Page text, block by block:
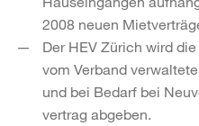
2008 neuen
Der HEV Zürich wird
vom Verband
und bei Bedarf bei
vertrag abgeben.